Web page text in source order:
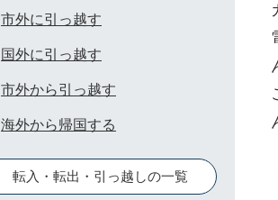
市外に引っ越す
国外に引っ越す
市外から引っ越す
海外から帰国する
転入・転出・引っ越しの一覧